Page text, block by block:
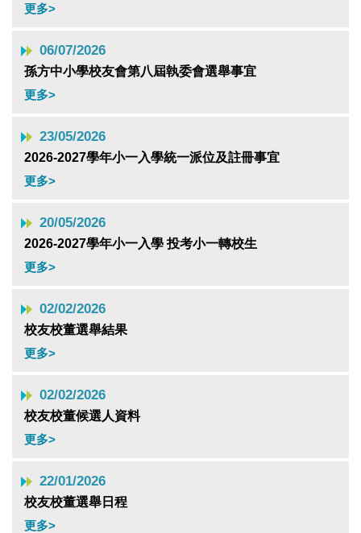
更多>
06/07/2026
孫方中小學校友會第八屆執委會選舉事宜
更多>
23/05/2026
2026-2027學年小一入學統一派位及註冊事宜
更多>
20/05/2026
2026-2027學年小一入學 投考小一轉校生
更多>
02/02/2026
校友校董選舉結果
更多>
02/02/2026
校友校董候選人資料
更多>
22/01/2026
校友校董選舉日程
更多>